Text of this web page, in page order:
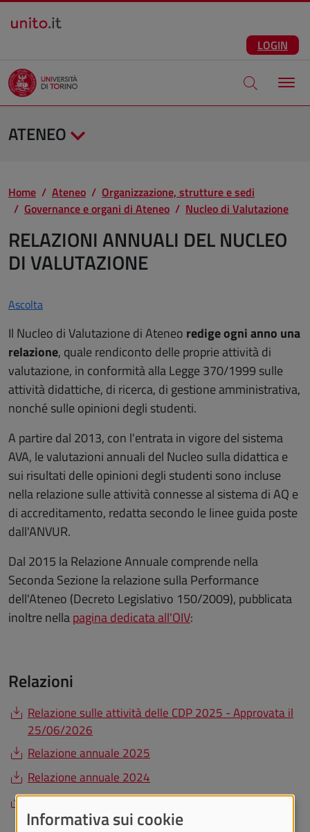
Salta al contenuto principale
LOGIN
Apri modale
ATENEO
Home Ateneo
Organizzazione, strutture e sedi
Governance e organi di Ateneo
Nucleo di Valutazione
RELAZIONI ANNUALI DEL NUCLEO
DI VALUTAZIONE
Ascolta
Il Nucleo di Valutazione di Ateneo redige ogni anno una
relazione, quale rendiconto delle proprie attività di
valutazione, in conformità alla Legge 370/1999 sulle
attività didattiche, di ricerca, di gestione amministrativa,
nonché sulle opinioni degli studenti.
A partire dal 2013, con l'entrata in vigore del sistema
AVA, le valutazioni annuali del Nucleo sulla didattica e
sui risultati delle opinioni degli studenti sono incluse
nella relazione sulle attività connesse al sistema di AQ e
di accreditamento, redatta secondo le linee guida poste
dall'ANVUR.
Dal 2015 la Relazione Annuale comprende nella
Seconda Sezione la relazione sulla Performance
dell'Ateneo (Decreto Legislativo 150/2009), pubblicata
inoltre nellapagina dedicata all'OIV:
Relazioni
Relazione sulle attività delle CDP 2025 - Approvata il
25/06/2026
Relazione annuale 2025
Relazione annuale 2024
Relazione annuale 2023
Informativa sui cookie